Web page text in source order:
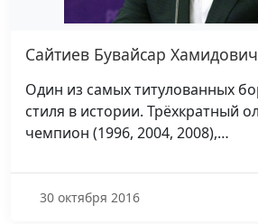
Сайтиев Бувайсар Хамидович
Один из самых титулованных
стиля в истории. Трёхкратный
чемпион (1996, 2004, 2008),…
30 октября 2016